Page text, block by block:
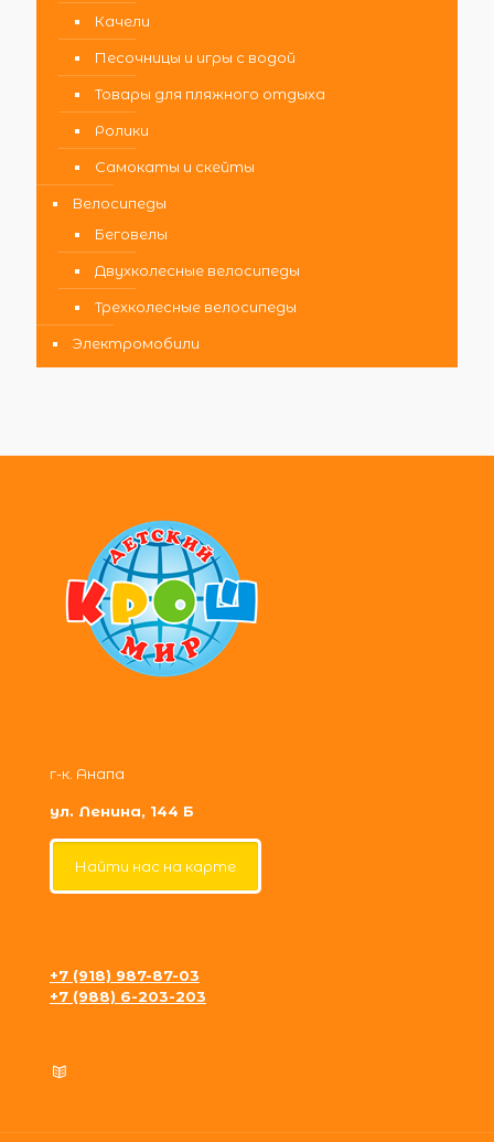
Качели
Песочницы и игры с водой
Товары для пляжного отдыха
Ролики
Самокаты и скейты
Велосипеды
Беговелы
Двухколесные велосипеды
Трехколесные велосипеды
Электромобили
г-к. Анапа
ул. Ленина, 144 Б
Найти нас на карте
+7 (918) 987-87-03
+7 (988) 6-203-203